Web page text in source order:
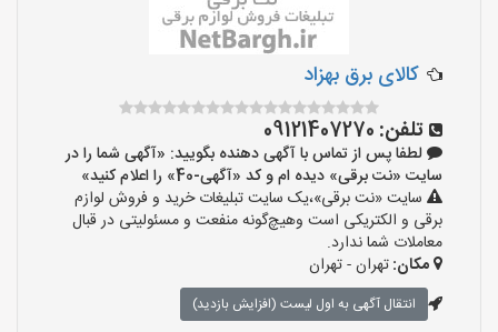
کالای برق بهزاد
تلفن: 09121407270
لطفا پس از تماس با آگهی دهنده بگویید: «آگهی شما را در
سایت «نت برقی» دیده ام و کد «آگهی-40» را اعلام کنید»
سایت «نت برقی»،یک سایت تبلیغات خرید و فروش لوازم
برقی و الکتریکی است وهیچ‌گونه منفعت و مسئولیتی در قبال
معاملات شما ندارد.
مکان:تهران - تهران
انتقال آگهی به اول لیست (افزایش بازدید)